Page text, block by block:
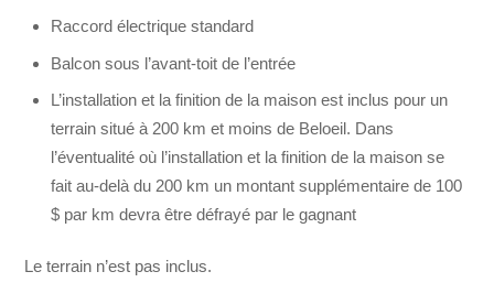
Raccord électrique standard
Balcon sous l’avant-toit de l’entrée
L’installation et la finition de la maison est inclus pour un
terrain situé à 200 km et moins de Beloeil. Dans
l’éventualité où l’installation et la finition de la maison se
fait au-delà du 200 km un montant supplémentaire de 100
$ par km devra être défrayé par le gagnant
Le terrain n’est pas inclus.